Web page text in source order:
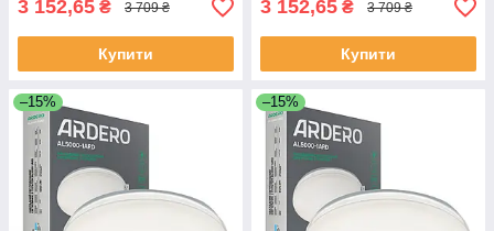
3 152,65 ₴ 3 709 ₴
Купити
3 152,65 ₴ 3 709 ₴
Купити
–15% –15%